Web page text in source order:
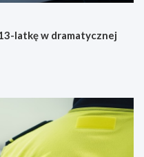
latkę w dramatycznej